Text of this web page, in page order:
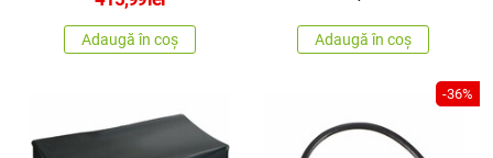
Adaugă în coș Adaugă în coș
-36%